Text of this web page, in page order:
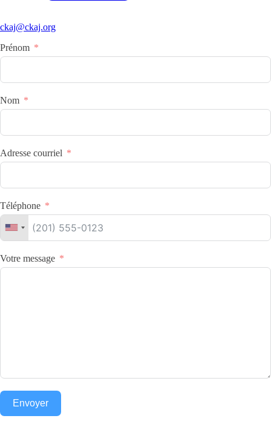
ckaj@ckaj.org
Prénom
Nom
Adresse courriel
Téléphone
Votre message
Envoyer